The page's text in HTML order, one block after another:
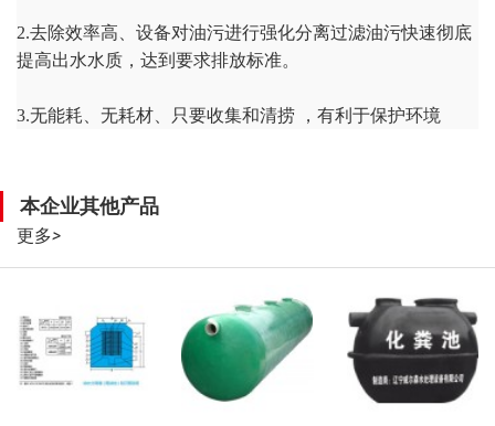
2.去除效率高、设备对油污进行强化分离过滤油污快速彻底
提高出水水质，达到要求排放标准。
3.无能耗、无耗材、只要收集和清捞 ，有利于保护环境
本企业其他产品
更多>